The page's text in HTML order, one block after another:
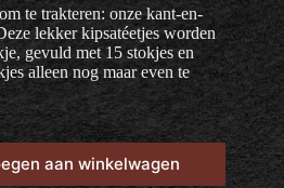
te trakteren: onze kant-en-
lekker kipsatéetjes worden
gevuld met 15 stokjes en
alleen nog maar even te
aan winkelwagen